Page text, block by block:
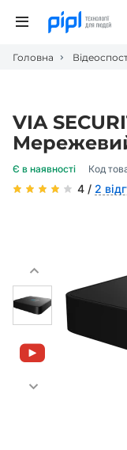
Головна
VIA
Є в наявності Код
4 / 2